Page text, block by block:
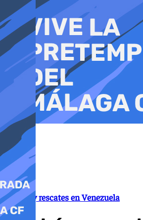
al
contenido
Ayudas y rescates en Venezuela